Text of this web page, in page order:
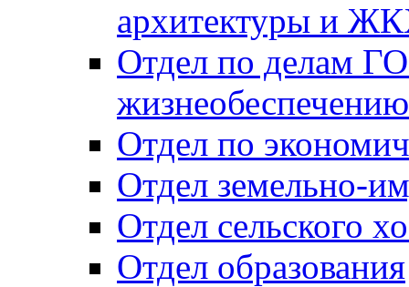
архитектуры и
Отдел по делам
Отдел по
Отдел земельно-
Отдел сельского
Отдел образования